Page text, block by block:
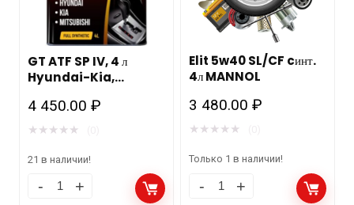
GT ATF SP IV, 4 л
Hyundai-Kia,
4 450.00₽
★ ★ ★ ★ ★
21 в наличии!
Elit 5w40 SL/CF cинт.
4л MANNOL
3 480.00₽
★ ★ ★ ★ ★
Только 1 в наличии!